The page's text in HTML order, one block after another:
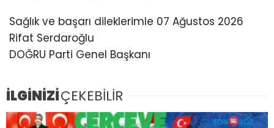
Sağlık ve başarı dileklerimle 07 Ağustos 2026
Rifat Serdaroğlu
DOĞRU Parti Genel Başkanı
İLGİNİZİÇEKEBİLİR